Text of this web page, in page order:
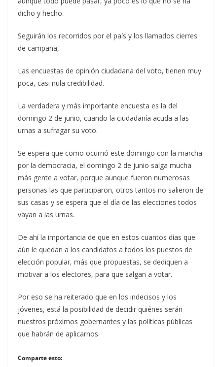
dicho y hecho.
Seguirán los recorridos por el país y los llamados cierres
de campaña,
Las encuestas de opinión ciudadana del voto, tienen muy
poca, casi nula credibilidad.
La verdadera y más importante encuesta es la del
domingo 2 de junio, cuando la ciudadanía acuda a las
urnas a sufragar su voto.
Se espera que como ocurrió este domingo con la marcha
por la democracia, el domingo 2 de junio salga mucha
más gente a votar, porque aunque fueron numerosas
personas las que participaron, otros tantos no salieron de
sus casas y se espera que el día de las elecciones todos
vayan a las urnas.
De ahí la importancia de que en estos cuantos días que
aún le quedan a los candidatos a todos los puestos de
elección popular, más que propuestas, se dediquen a
motivar a los electores, para que salgan a votar.
Por eso se ha reiterado que en los indecisos y los
jóvenes, está la posibilidad de decidir quiénes serán
nuestros próximos gobernantes y las políticas públicas
que habrán de aplicarnos.
Comparte esto: